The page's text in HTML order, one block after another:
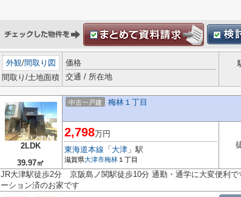
外観/間取り図
間取り/土地面積
価格
交通 / 所在地
2LDK
39.97㎡
中古一戸建 梅林１丁目
2,798万円
東海道本線 「 大津 」駅
滋賀県大津市梅林 １丁目
JR大津駅徒歩2分 京阪島ノ関駅徒歩10分 通勤・通学に大変便利
ーション済のお家です